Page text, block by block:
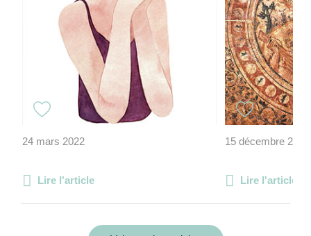
24 mars 2022
Lire l'article
15 décembre 2022
Lire l'article